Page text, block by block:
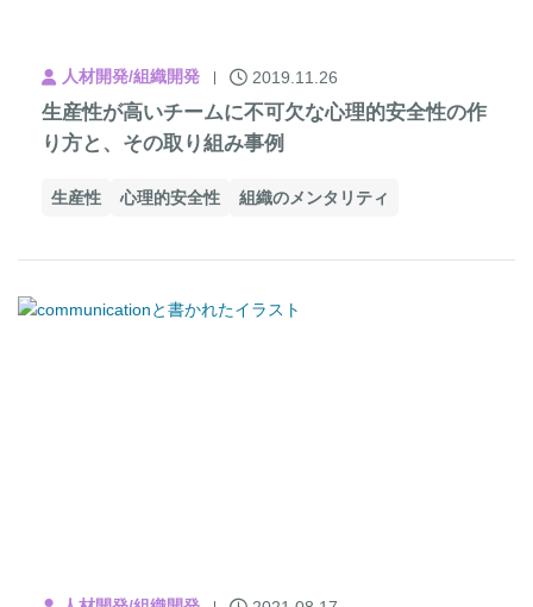
人材開発/組織開発 2019.11.26
生産性が高いチームに不可欠な心理的安全性の作
り方と、その取り組み事例
生産性 心理的安全性 組織のメンタリティ